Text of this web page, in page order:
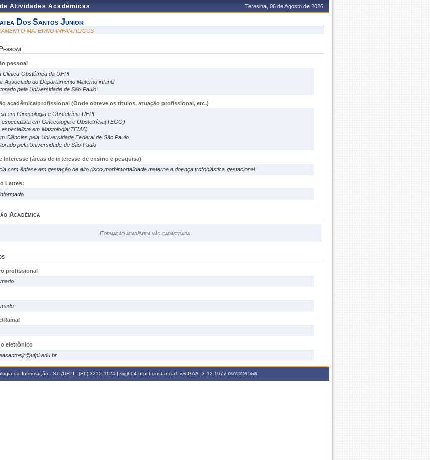
Atividades Acadêmicas Teresina, 06 de Agosto de 2026
Dos Santos Junior
MATERNO INFANTIL/CCS
pessoal
Clínica Obstétrica da UFPI
Associado do Departamento Materno infantil
pela Universidade de São Paulo
acadêmica/profissional (Onde obteve os títulos, atuação profissional, etc.)
em Ginecologia e Obstetrícia UFPI
especialista em Ginecologia e Obstetrícia(TEGO)
especialista em Mastologia(TEMA)
Ciências pela Universidade Federal de São Paulo
pela Universidade de São Paulo
Interesse (áreas de interesse de ensino e pesquisa)
com ênfase em gestação de alto risco,morbimortalidade materna e doença trofoblástica gestacional
Lattes:
Acadêmica
Formação acadêmica não cadastrada
profissional
Ramal
eletrônico
da Informação - STI/UFPI - (86) 3215-1124 | sigjb04.ufpi.br.instancia1 vSIGAA_3.12.1677 06/08/2026 14:46